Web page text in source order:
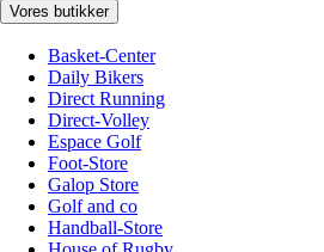
Vores butikker
Basket-Center
Daily Bikers
Direct Running
Direct-Volley
Espace Golf
Foot-Store
Galop Store
Golf and co
Handball-Store